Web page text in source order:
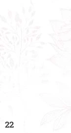
22